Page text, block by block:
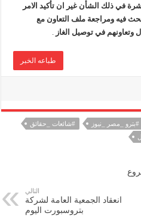
في ذلك الشأن غير ان تأكيد الامر
فيه ومراجعة ملف التعاون مع
وتعاونهم في توصيل الغاز.
طباعه الخبر
#بترو _مصر _نيوز
#شائعات _حقائق
التالي
انعقاد الجمعية العامة لشركة
بتروسبورت اليوم